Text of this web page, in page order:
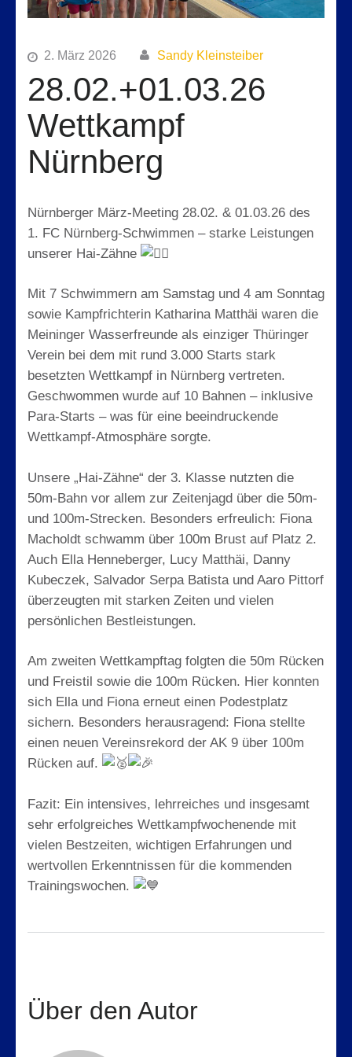
2. März 2026 Sandy Kleinsteiber
28.02.+01.03.26
Wettkampf
Nürnberg
Nürnberger März-Meeting 28.02. & 01.03.26 des
1. FC Nürnberg-Schwimmen – starke Leistungen
unserer Hai-Zähne
Mit 7 Schwimmern am Samstag und 4 am Sonntag
sowie Kampfrichterin Katharina Matthäi waren die
Meininger Wasserfreunde als einziger Thüringer
Verein bei dem mit rund 3.000 Starts stark
besetzten Wettkampf in Nürnberg vertreten.
Geschwommen wurde auf 10 Bahnen – inklusive
Para-Starts – was für eine beeindruckende
Wettkampf-Atmosphäre sorgte.
Unsere „Hai-Zähne“ der 3. Klasse nutzten die
50m-Bahn vor allem zur Zeitenjagd über die 50m-
und 100m-Strecken. Besonders erfreulich: Fiona
Macholdt schwamm über 100m Brust auf Platz 2.
Auch Ella Henneberger, Lucy Matthäi, Danny
Kubeczek, Salvador Serpa Batista und Aaro Pittorf
überzeugten mit starken Zeiten und vielen
persönlichen Bestleistungen.
Am zweiten Wettkampftag folgten die 50m Rücken
und Freistil sowie die 100m Rücken. Hier konnten
sich Ella und Fiona erneut einen Podestplatz
sichern. Besonders herausragend: Fiona stellte
einen neuen Vereinsrekord der AK 9 über 100m
Rücken auf.
Fazit: Ein intensives, lehrreiches und insgesamt
sehr erfolgreiches Wettkampfwochenende mit
vielen Bestzeiten, wichtigen Erfahrungen und
wertvollen Erkenntnissen für die kommenden
Trainingswochen.
Über den Autor